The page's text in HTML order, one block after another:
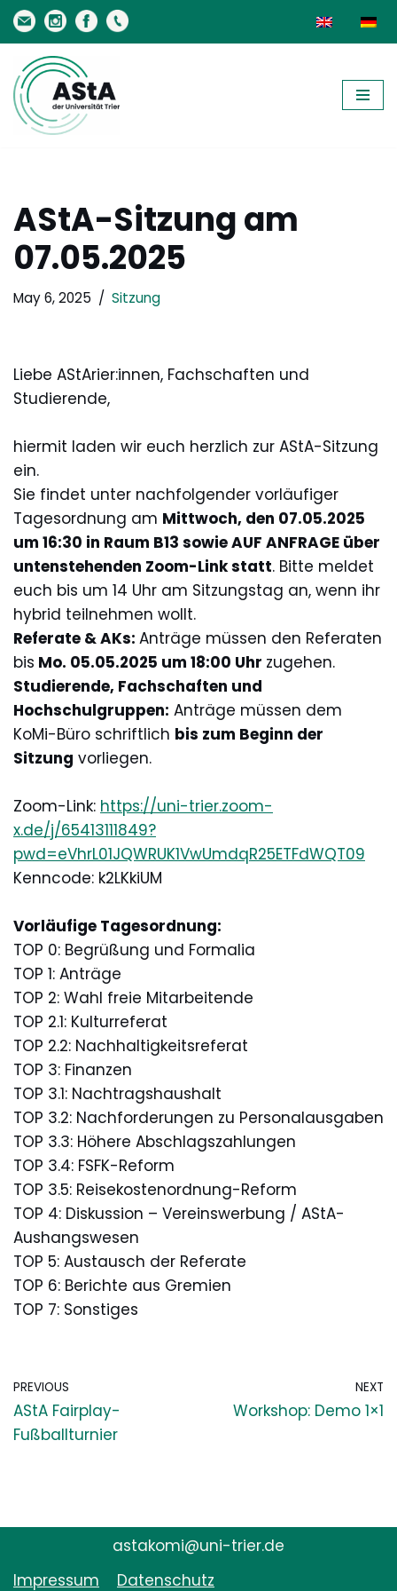
Skip
to
content
AStA-Sitzung am
07.05.2025
May 6, 2025 Sitzung
Liebe AStArier:innen, Fachschaften und
Studierende,
hiermit laden wir euch herzlich zur AStA-Sitzung
ein.
Sie findet unter nachfolgender vorläufiger
Tagesordnung am Mittwoch, den 07.05.2025
um 16:30 in Raum B13 sowie AUF ANFRAGE über
untenstehenden Zoom-Link statt. Bitte meldet
euch bis um 14 Uhr am Sitzungstag an, wenn ihr
hybrid teilnehmen wollt.
Referate & AKs: Anträge müssen den Referaten
bis Mo. 05.05.2025 um 18:00 Uhr zugehen.
Studierende, Fachschaften und
Hochschulgruppen: Anträge müssen dem
KoMi-Büro schriftlich bis zum Beginn der
Sitzung vorliegen.
Zoom-Link: https://uni-trier.zoom-
x.de/j/65413111849?
pwd=eVhrL01JQWRUK1VwUmdqR25ETFdWQT09
Kenncode: k2LKkiUM
Vorläufige Tagesordnung:
TOP 0: Begrüßung und Formalia
TOP 1: Anträge
TOP 2: Wahl freie Mitarbeitende
TOP 2.1: Kulturreferat
TOP 2.2: Nachhaltigkeitsreferat
TOP 3: Finanzen
TOP 3.1: Nachtragshaushalt
TOP 3.2: Nachforderungen zu Personalausgaben
TOP 3.3: Höhere Abschlagszahlungen
TOP 3.4: FSFK-Reform
TOP 3.5: Reisekostenordnung-Reform
TOP 4: Diskussion – Vereinswerbung / AStA-
Aushangswesen
TOP 5: Austausch der Referate
TOP 6: Berichte aus Gremien
TOP 7: Sonstiges
PREVIOUS
AStA Fairplay-
Fußballturnier
NEXT
Workshop: Demo 1×1
astakomi@uni-trier.de
Impressum
Datenschutz